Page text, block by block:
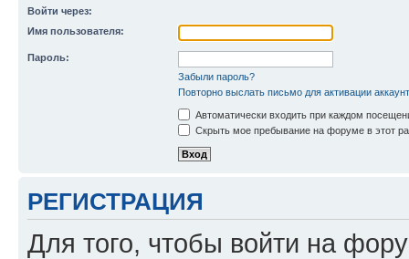
Войти через:
Имя пользователя:
Пароль:
Забыли пароль?
Повторно выслать письмо для активации
Автоматически входить при каждом
Скрыть мое пребывание на форуме в этот
РЕГИСТРАЦИЯ
Для того, чтобы войти на